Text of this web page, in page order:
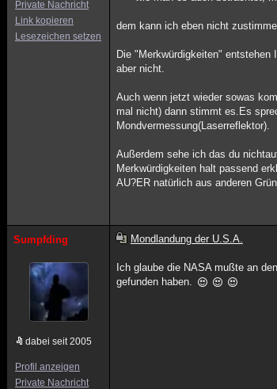
Private Nachricht
Link kopieren
Lesezeichen setzen
dem kann ich eben nicht
Die "Merkwürdigkeiten"
aber nicht.
Auch wenn jetzt wieder sowas
mal nicht) dann stimmt es.Es
Mondvermessung(Laserreflektor).
Außerdem sehe ich das du
Merkwürdigkeiten halt passend
AU?ER natürlich aus anderen
Sumpfding
dabei seit 2005
Profil anzeigen
Private Nachricht
Mondlandung der U.S.A.
Ich glaube die NASA mußte an
gefunden haben.